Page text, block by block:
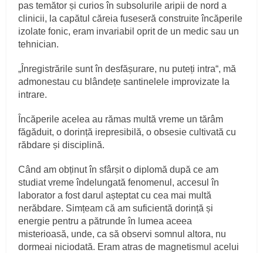
pas temător și curios în subsolurile aripii de nord a
clinicii, la capătul căreia fuseseră construite încăperile
izolate fonic, eram invariabil oprit de un medic sau un
tehnician.
„Înregistrările sunt în desfășurare, nu puteți intra“, mă
admonestau cu blândețe santinelele improvizate la
intrare.
Încăperile acelea au rămas multă vreme un tărâm
făgăduit, o dorință irepresibilă, o obsesie cultivată cu
răbdare și disciplină.
Când am obținut în sfârșit o diplomă după ce am
studiat vreme îndelungată fenomenul, accesul în
laborator a fost darul așteptat cu cea mai multă
nerăbdare. Simțeam că am suficientă dorință și
energie pentru a pătrunde în lumea aceea
misterioasă, unde, ca să observi somnul altora, nu
dormeai niciodată. Eram atras de magnetismul acelui